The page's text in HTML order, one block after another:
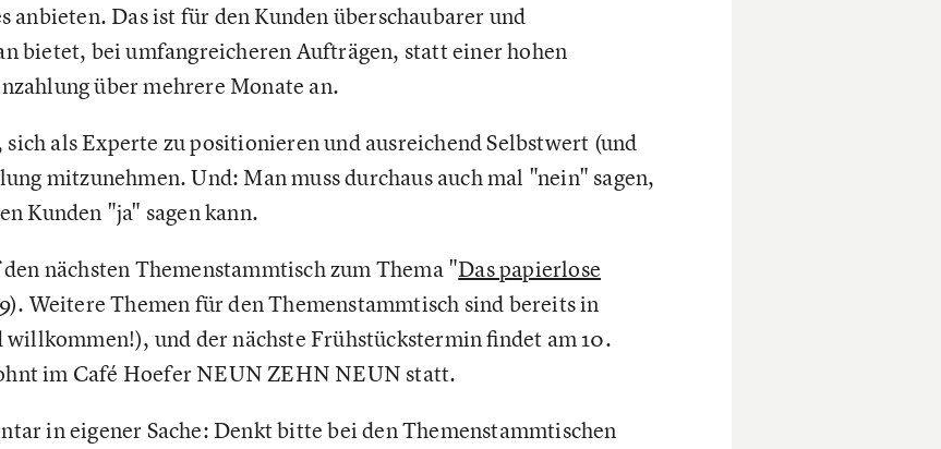
anbieten. Das ist für den Kunden überschaubarer und
bietet, bei umfangreicheren Aufträgen, statt einer hohen
über mehrere Monate an.
als Experte zu positionieren und ausreichend Selbstwert (und
mitzunehmen. Und: Man muss durchaus auch mal "nein" sagen,
Kunden "ja" sagen kann.
nächsten Themenstammtisch zum Thema "Das papierlose
Weitere Themen für den Themenstammtisch sind bereits in
willkommen!), und der nächste Frühstückstermin findet am 10.
im Café Hoefer NEUN ZEHN NEUN statt.
in eigener Sache: Denkt bitte bei den Themenstammtischen